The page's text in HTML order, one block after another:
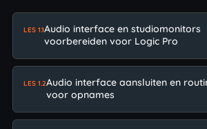
LES 1.1Audio interface en studiomonitors
voorbereiden voor Logic Pro
LES 1.2Audio interface aansluiten en
voor opnames